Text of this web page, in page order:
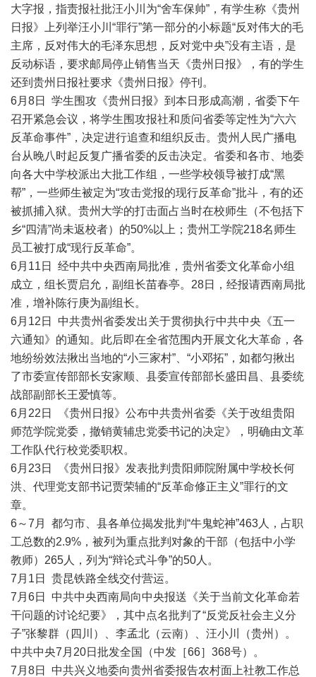
大字报，指责报社批汪小川为“舍车保帅”，有学生称《贵州
日报》上列举汪小川“罪行”第一部分的小标题“反对伟大的毛
主席，反对伟大的毛泽东思想，反对党中央”没有主语，是
反动标语，要求邮局停止销售当天《贵州日报》，有的学生
还到贵州日报社要求《贵州日报》停刊。
6月8日 学生围攻《贵州日报》到本日形成高潮，省委下午
召开紧急会议，将学生围攻报社和质问省委等定性为“六六
反革命事件”，决定进行追查和组织反击。贵州人民广播电
台从晚八时起反复广播省委的反击决定。省委和各市、地委
向各大中学校派出大批工作组，一些学校领导被打成“黑
帮”，一些师生被定为“攻击党报的现行反革命”批斗，有的还
被抓捕入狱。贵州大学的打击面占当时在校师生（不包括下
乡“四清”尚未返校者）的50%以上；贵州工学院218名师生
员工被打成“现行反革命”。
6月11日 经中共中央西南局批准，贵州省委文化革命小组
成立，组长贾启允，副组长苗春亭。28日，经报请西南局批
准，增补陈行庚为副组长。
6月12日 中共贵州省委发出关于贯彻执行中共中央《五一
六通知》的通知。此后即在全省范围内开展文化大革命，各
地纷纷效法揪出当地的“小三家村”、“小邓拓”，如都匀揪出
了市委宣传部部长安家顺、县委宣传部部长盛田昌、县委统
战部副部长王爱慎等。
6月22日 《贵州日报》公布中共贵州省委《关于改组贵阳
师范学院党委，撤销黄辅忠党委书记的决定》，明确由文革
工作队代行校党委职权。
6月23日 《贵州日报》发表批判贵阳师院附属中学校长何
洪、代理党支部书记贾荣辅的“反革命修正主义”罪行的文
章。
6～7月 都匀市、县各单位揭发批判“牛鬼蛇神”463人，占职
工总数的2.9%，被列为重点批判对象的干部（包括中小学
教师）265人，列为“辩论式斗争”的50人。
7月1日 贵昆铁路全线交付营运。
7月6日 中共中央西南局向中央报送《关于当前文化革命若
干问题的讨论纪要》，其中点名批判了“反党反社会主义分
子”张黎群（四川）、李孟北（云南）、汪小川（贵州）。
中共中央7月20日批发全国（中发［66］368号）。
7月8日 中共兴义地委向贵州省委报告农村面上社教工作总